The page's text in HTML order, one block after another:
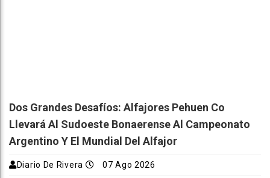
Dos Grandes Desafíos: Alfajores Pehuen Co
Llevará Al Sudoeste Bonaerense Al Campeonato
Argentino Y El Mundial Del Alfajor
Diario De Rivera 07 Ago 2026